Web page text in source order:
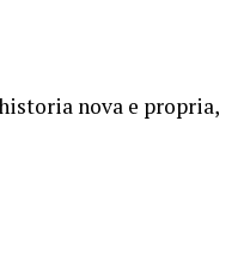
nova e propria,